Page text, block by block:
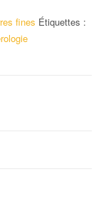
fines Étiquettes :